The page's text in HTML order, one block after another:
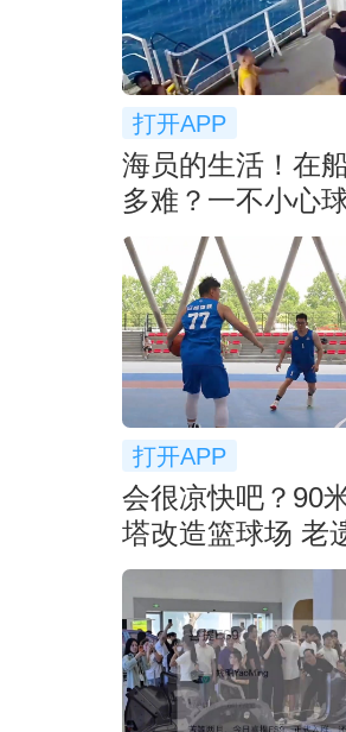
打开APP
海员的生活！在
多难？一不小心
打开APP
会很凉快吧？90
塔改造篮球场 老
新潮流！